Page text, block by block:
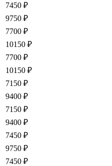
7450 ₽
9750 ₽
7700 ₽
10150 ₽
7700 ₽
10150 ₽
7150 ₽
9400 ₽
7150 ₽
9400 ₽
7450 ₽
9750 ₽
7450 ₽